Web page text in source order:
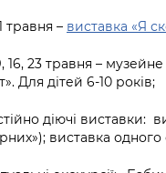
травня – виставка «Я
16, 23 травня –
Для дітей 6-10 років;
діючі виставки:
виставка одного